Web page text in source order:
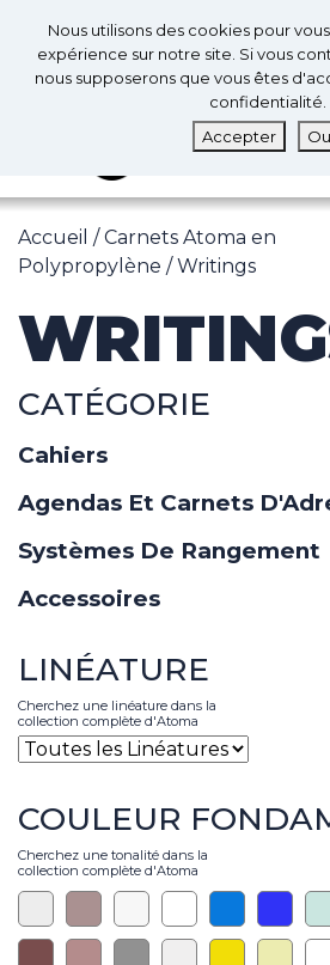
Accueil /Carnets Atoma en
Polypropylène / Writings
CATÉGORIE
Cahiers
Agendas Et Carnets
Systèmes De Rangement
Accessoires
LINÉATURE
Cherchez une linéature dans la
collection complète d'Atoma
COULEUR
Cherchez une tonalité dans la
collection complète d'Atoma
Nous utilisons des cookies pour
expérience sur notre site. Si vous
nous supposerons que vous êtes
confidentialité.
Accepter